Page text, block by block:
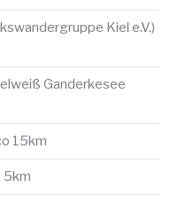
Kiel e.V.)
Ganderkesee
15km
5km